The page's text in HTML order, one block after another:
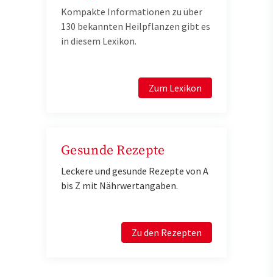
Kompakte Informationen zu über
130 bekannten Heilpflanzen gibt es
in diesem Lexikon.
Zum Lexikon
Gesunde Rezepte
Leckere und gesunde Rezepte von A
bis Z mit Nährwertangaben.
Zu den Rezepten